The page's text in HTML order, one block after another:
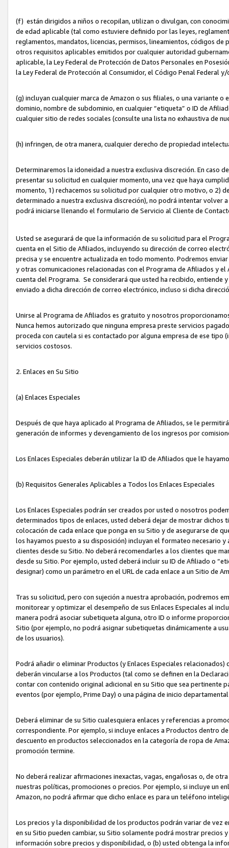
(f) están dirigidos a niños o recopilan, utilizan o divulgan, con
de edad aplicable (tal como estuviere definido por las leyes,
reglamentos, mandatos, licencias, permisos, lineamientos, códigos
otros requisitos aplicables emitidos por cualquier autoridad
aplicable, la Ley Federal de Protección de Datos Personales en
la Ley Federal de Protección al Consumidor, el Código Penal Federal
(g) incluyan cualquier marca de Amazon o sus filiales, o una variante
dominio, nombre de subdominio, en cualquier “etiqueta” o ID de
cualquier sitio de redes sociales (consulte una lista no exhaustiva de
(h) infringen, de otra manera, cualquier derecho de propiedad
Determinaremos la idoneidad a nuestra exclusiva discreción. En caso
presentar su solicitud en cualquier momento, una vez que haya
momento, 1) rechacemos su solicitud por cualquier otro motivo, o 2)
determinado a nuestra exclusiva discreción), no podrá intentar volver
podrá iniciarse llenando el formulario de Servicio al Cliente de
Usted se asegurará de que la información de su solicitud para el
cuenta en el Sitio de Afiliados, incluyendo su dirección de correo
precisa y se encuentre actualizada en todo momento. Podremos
y otras comunicaciones relacionadas con el Programa de Afiliados y
cuenta del Programa. Se considerará que usted ha recibido, entiende
enviado a dicha dirección de correo electrónico, incluso si dicha
Unirse al Programa de Afiliados es gratuito y nosotros
Nunca hemos autorizado que ninguna empresa preste servicios
proceda con cautela si es contactado por alguna empresa de ese
servicios costosos.
2. Enlaces en Su Sitio
(a) Enlaces Especiales
Después de que haya aplicado al Programa de Afiliados, se le
generación de informes y devengamiento de los ingresos por
Los Enlaces Especiales deberán utilizar la ID de Afiliados que le
(b) Requisitos Generales Aplicables a Todos los Enlaces Especiales
Los Enlaces Especiales podrán ser creados por usted o nosotros
determinados tipos de enlaces, usted deberá dejar de mostrar dichos
colocación de cada enlace que ponga en su Sitio y de asegurarse de
los hayamos puesto a su disposición) incluyan el formateo necesario
clientes desde su Sitio. No deberá recomendarles a los clientes que
desde su Sitio. Por ejemplo, usted deberá incluir su ID de Afiliado o
designar) como un parámetro en el URL de cada enlace a un Sitio de
Tras su solicitud, pero con sujeción a nuestra aprobación, podremos
monitorear y optimizar el desempeño de sus Enlaces Especiales al
manera podrá asociar subetiqueta alguna, otro ID o informe
Sitio (por ejemplo, no podrá asignar subetiquetas dinámicamente a
de los usuarios).
Podrá añadir o eliminar Productos (y Enlaces Especiales
deberán vincularse a los Productos (tal como se definen en la
contar con contenido original adicional en su Sitio que sea pertinente
eventos (por ejemplo, Prime Day) o una página de inicio
Deberá eliminar de su Sitio cualesquiera enlaces y referencias a
correspondiente. Por ejemplo, si incluye enlaces a Productos dentro
descuento en productos seleccionados en la categoría de ropa de
promoción termine.
No deberá realizar afirmaciones inexactas, vagas, engañosas o, de
nuestras políticas, promociones o precios. Por ejemplo, si incluye un
Amazon, no podrá afirmar que dicho enlace es para un teléfono
Los precios y la disponibilidad de los productos podrán variar de vez
en su Sitio pueden cambiar, su Sitio solamente podrá mostrar
información sobre precios y disponibilidad, o (b) usted obtenga la